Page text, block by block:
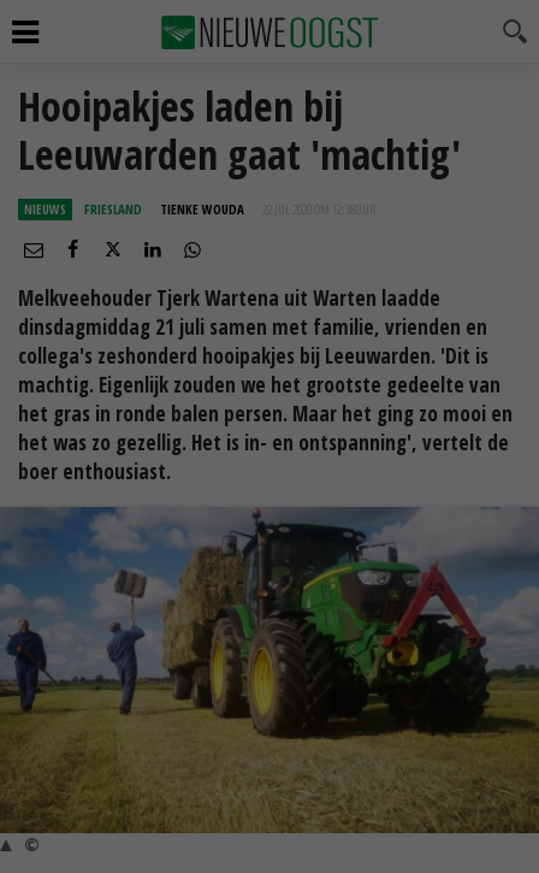
Hooipakjes laden bij
Leeuwarden gaat 'machtig'
NIEUWS FRIESLAND TIENKE WOUDA 22 JUL 2020 OM 12:38
Melkveehouder Tjerk Wartena uit Warten laadde
dinsdagmiddag 21 juli samen met familie, vrienden en
collega's zeshonderd hooipakjes bij Leeuwarden. 'Dit is
machtig. Eigenlijk zouden we het grootste gedeelte van
het gras in ronde balen persen. Maar het ging zo mooi en
het was zo gezellig. Het is in- en ontspanning', vertelt de
boer enthousiast.
©